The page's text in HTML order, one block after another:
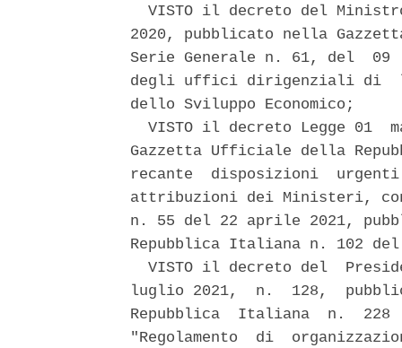
VISTO il decreto del
2020, pubblicato nella
Serie Generale n. 61, del  09
degli uffici dirigenziali di
dello Sviluppo Economico;
VISTO il decreto Legge 01
Gazzetta Ufficiale della
recante  disposizioni
attribuzioni dei Ministeri,
n. 55 del 22 aprile 2021,
Repubblica Italiana n. 102
VISTO il decreto del
luglio 2021,  n.  128,
Repubblica  Italiana  n.
"Regolamento  di